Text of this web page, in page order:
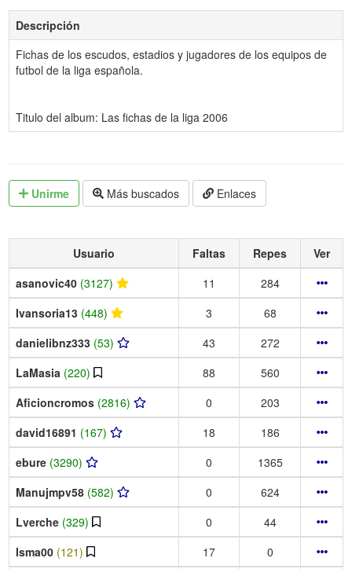
Descripción
Fichas de los escudos, estadios y jugadores de los equipos de
futbol de la liga española.
Titulo del album: Las fichas de la liga 2006
Unirme Más buscados Enlaces
Usuario Faltas Repes
Ver
asanovic40 (3127) 11
284
Ivansoria13 (448) 3
68
danielibnz333 (53) 43
272
LaMasia (220) 88
560
Aficioncromos (2816) 0
203
david16891 (167) 18
186
ebure (3290) 0
1365
Manujmpv58 (582) 0
624
Lverche (329) 0
44
Isma00 (121) 17
0